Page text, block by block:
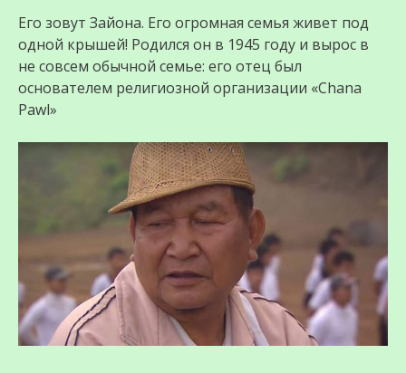
Его зовут Зайона. Его огромная семья живет под
одной крышей! Родился он в 1945 году и вырос в
не совсем обычной семье: его отец был
основателем религиозной организации «Chana
Pawl»